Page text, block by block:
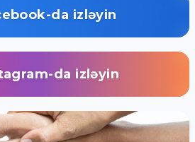
da izləyin
da izləyin